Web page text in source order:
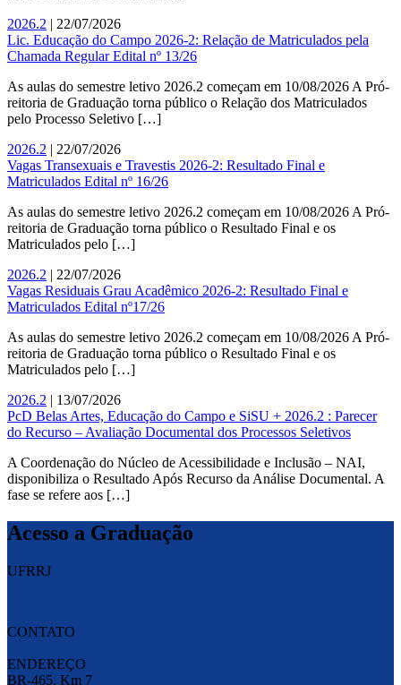
2026.2 | 22/07/2026
Lic. Educação do Campo 2026-2: Relação de Matriculados pela
Chamada Regular Edital nº 13/26
As aulas do semestre letivo 2026.2 começam em 10/08/2026 A Pró-
reitoria de Graduação torna público o Relação dos Matriculados
pelo Processo Seletivo […]
2026.2 | 22/07/2026
Vagas Transexuais e Travestis 2026-2: Resultado Final e
Matriculados Edital nº 16/26
As aulas do semestre letivo 2026.2 começam em 10/08/2026 A Pró-
reitoria de Graduação torna público o Resultado Final e os
Matriculados pelo […]
2026.2 | 22/07/2026
Vagas Residuais Grau Acadêmico 2026-2: Resultado Final e
Matriculados Edital nº17/26
As aulas do semestre letivo 2026.2 começam em 10/08/2026 A Pró-
reitoria de Graduação torna público o Resultado Final e os
Matriculados pelo […]
2026.2 | 13/07/2026
PcD Belas Artes, Educação do Campo e SiSU + 2026.2 : Parecer
do Recurso – Avaliação Documental dos Processos Seletivos
A Coordenação do Núcleo de Acessibilidade e Inclusão – NAI,
disponibiliza o Resultado Após Recurso da Análise Documental. A
fase se refere aos […]
Acesso a Graduação
UFRRJ
CONTATO
ENDEREÇO
BR-465, Km 7